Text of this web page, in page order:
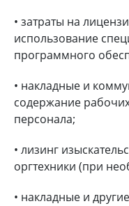
• затраты на
использование
программного
• накладные и
содержание
персонала;
• лизинг
оргтехники (при
• накладные и